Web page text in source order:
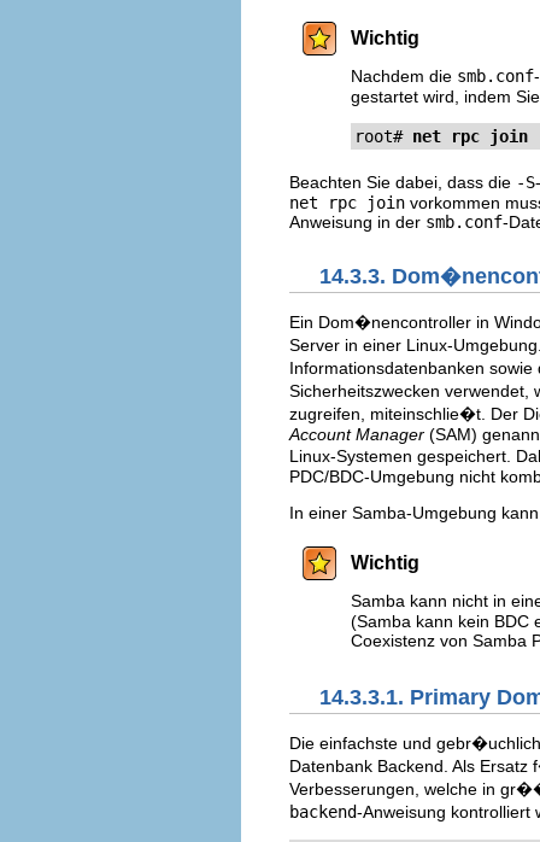
Wichtig
Nachdem die smb.conf
gestartet wird, indem
root# net rpc join -
Beachten Sie dabei, dass die -S
net rpc join vorkommen
Anweisung in der smb.conf-
14.3.3.
Ein Dom�nencontroller in
Server in einer Linux-
Informationsdatenbanken
Sicherheitszwecken
zugreifen, miteinschlie�t. Der
Account Manager (SAM)
Linux-Systemen gespeichert.
PDC/BDC-Umgebung nicht
In einer Samba-Umgebung
Wichtig
Samba kann nicht in
(Samba kann kein BDC
Coexistenz von Samba
14.3.3.1. Primary
Die einfachste und
Datenbank Backend. Als
Verbesserungen, welche in
backend-Anweisung kontrolliert